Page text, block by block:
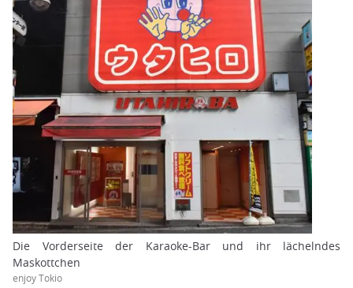
Die Vorderseite der Karaoke-Bar und ihr lächelndes
Maskottchen
enjoy Tokio